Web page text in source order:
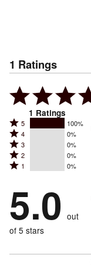
1 Ratings
1 Ratings
Rated
5
stars
by
of
reviewers
5 100%
Rated
4
stars
by
of
reviewers
4 0%
Rated
3
stars
0%
of
reviewers
3 0%
Rated
2
by
0%
of
reviewers
2 0%
Rated
stars
by
0%
of
1 0%
5.0 out
of 5 stars